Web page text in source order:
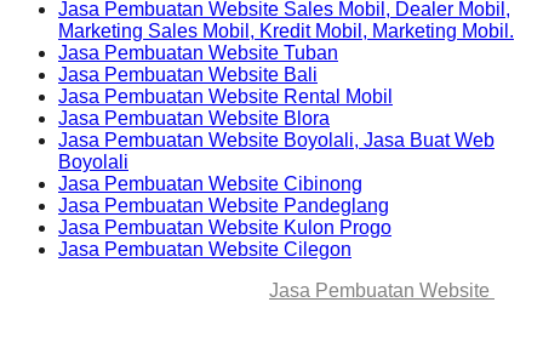
Jasa Pembuatan Website Sales Mobil, Dealer Mobil,
Marketing Sales Mobil, Kredit Mobil, Marketing Mobil.
Jasa Pembuatan Website Tuban
Jasa Pembuatan Website Bali
Jasa Pembuatan Website Rental Mobil
Jasa Pembuatan Website Blora
Jasa Pembuatan Website Boyolali, Jasa Buat Web
Boyolali
Jasa Pembuatan Website Cibinong
Jasa Pembuatan Website Pandeglang
Jasa Pembuatan Website Kulon Progo
Jasa Pembuatan Website Cilegon
Jasa Pembuatan Website